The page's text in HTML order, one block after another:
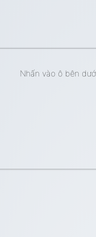
Nhấn vào ô bên